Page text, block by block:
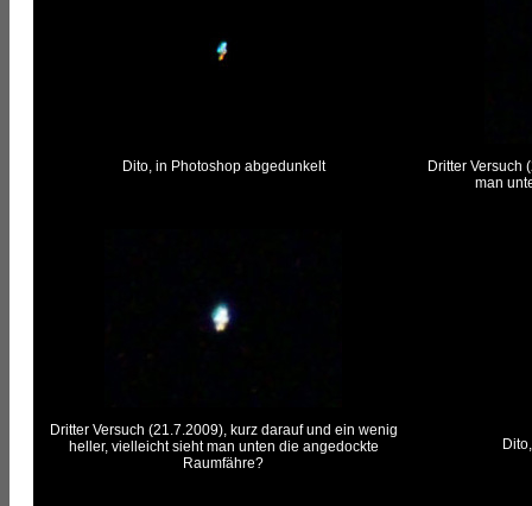
Dito, in Photoshop abgedunkelt
Dritter Versuch
man
Dritter Versuch (21.7.2009), kurz darauf und ein wenig
heller, vielleicht sieht man unten die angedockte
Raumfähre?